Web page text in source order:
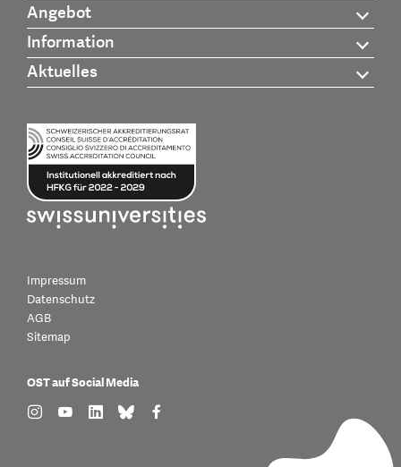
Angebot
Information
Aktuelles
Impressum
Datenschutz
AGB
Sitemap
OST auf Social Media
find us on: instagram
find us on: youtube
find us on: linkedin
find us on: bluesky
find us on: facebook